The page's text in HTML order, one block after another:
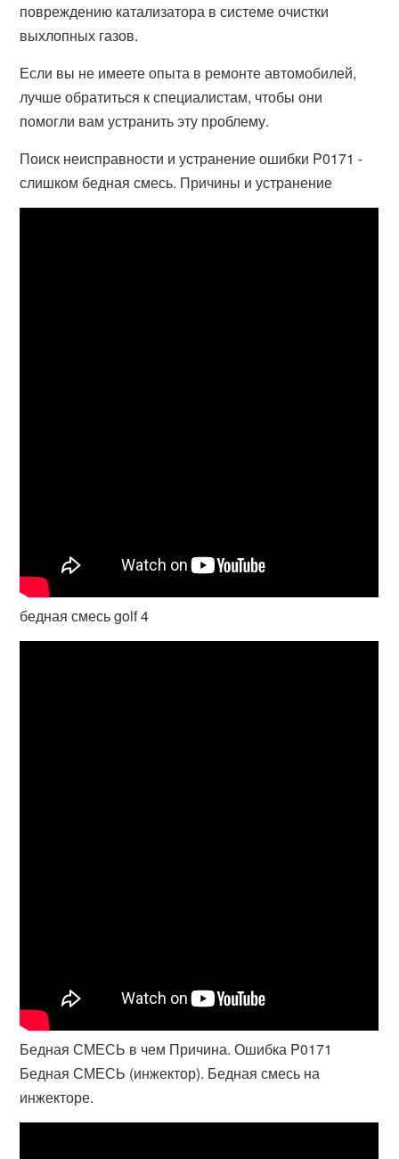
повреждению катализатора в системе очистки
выхлопных газов.
Если вы не имеете опыта в ремонте автомобилей,
лучше обратиться к специалистам, чтобы они
помогли вам устранить эту проблему.
Поиск неисправности и устранение ошибки P0171 -
слишком бедная смесь. Причины и устранение
бедная смесь golf 4
Бедная СМЕСЬ в чем Причина. Ошибка P0171
Бедная СМЕСЬ (инжектор). Бедная смесь на
инжекторе.